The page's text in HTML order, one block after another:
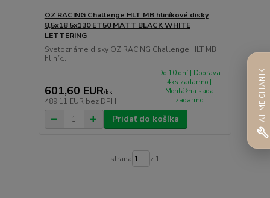
OZ RACING Challenge HLT MB hliníkové disky
8,5x18 5x130 ET50 MATT BLACK WHITE
LETTERING
Svetoznáme disky OZ RACING Challenge HLT MB
hliník...
601,60 EUR/ks
489,11 EUR bez DPH
Do 10 dní | Doprava
4ks zadarmo |
Montážna sada
zadarmo
Pridať do košíka
strana z 1
AI MECHANIK